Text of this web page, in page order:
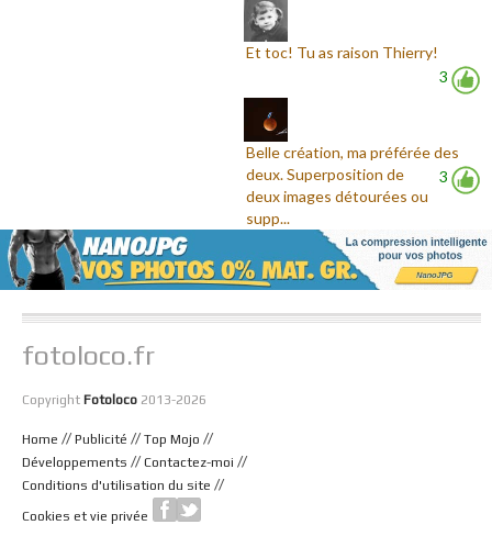
3
Et toc! Tu as raison Thierry!
3
Belle création, ma préférée des
deux. Superposition de
deux images détourées ou
supp...
fotoloco.fr
Copyright Fotoloco 2013-2026
Home // Publicité // Top Mojo //
Développements // Contactez-moi //
Conditions d'utilisation du site //
Cookies et vie privée